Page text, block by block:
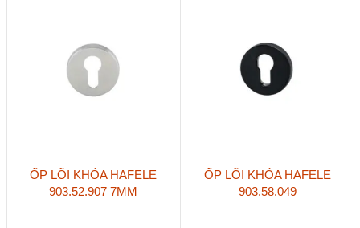
ỐP LÕI KHÓA HAFELE
903.52.907 7MM
ỐP LÕI KHÓA HAFELE
903.58.049